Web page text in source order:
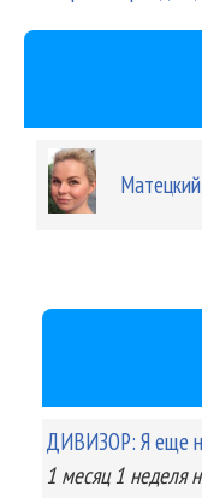
ДИВИЗОР: Я еще
1 месяц 1 неделя